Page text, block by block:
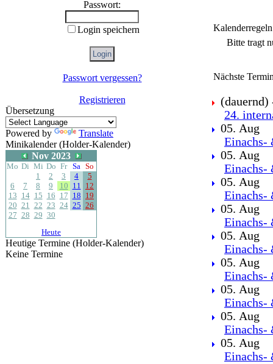
Passwort:
Login speichern
Passwort vergessen?
Registrieren
Übersetzung
Powered by
Translate
Minikalender (Holder-Kalender)
Nov 2023
Mo Di Mi Do Fr Sa So
1
2 3 4
5
6
7 8 9 10 11 12
13 14 15 16 17 18 19
20 21 22 23 24 25 26
27 28 29 30
Heute
Heutige Termine (Holder-Kalender)
Keine Termine
Kalenderregeln
Bitte tragt
Nächste
(dauernd)
24.
05. Aug
Einachs-
05. Aug
Einachs-
05. Aug
Einachs-
05. Aug
Einachs-
05. Aug
Einachs-
05. Aug
Einachs-
05. Aug
Einachs-
05. Aug
Einachs-
05. Aug
Einachs-